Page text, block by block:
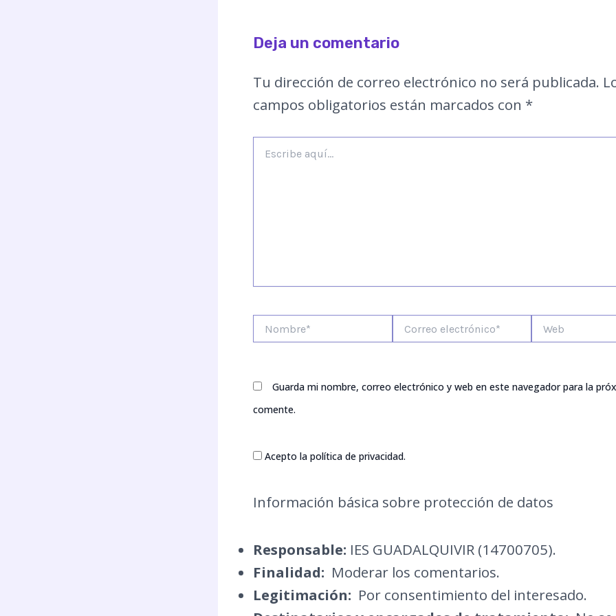
Deja un comentario
Tu dirección de correo electrónico no será publicada.
campos obligatorios están marcados con *
aquí...
electrónico*
Guarda mi nombre, correo electrónico y web en este navegador para la
comente.
Acepto la política de privacidad.
Información básica sobre protección de datos
Responsable: IES GUADALQUIVIR (14700705).
Finalidad: Moderar los comentarios.
Legitimación: Por consentimiento del interesado.